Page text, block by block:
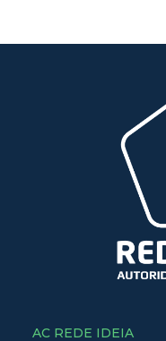
AC REDE IDEIA